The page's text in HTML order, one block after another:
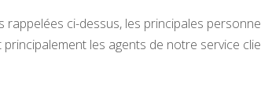
ci-dessus, les principales
principalement les agents de notre service